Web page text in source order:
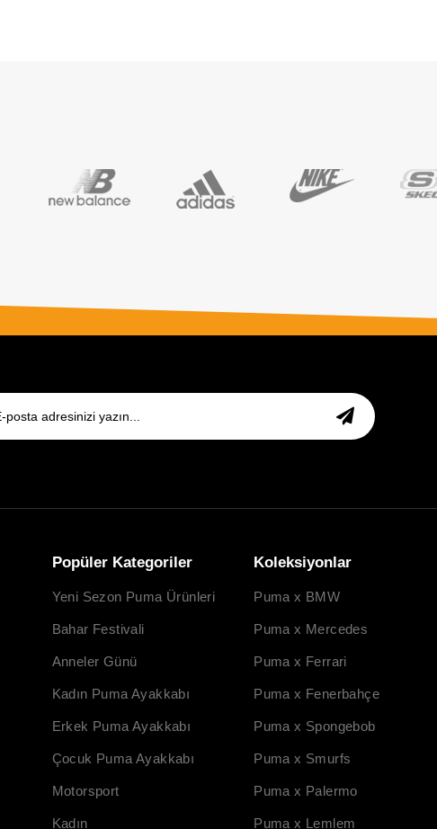
Popüler Kategoriler
Yeni Sezon Puma Ürünleri
Bahar Festivali
Anneler Günü
Kadın Puma Ayakkabı
Erkek Puma Ayakkabı
Çocuk Puma Ayakkabı
Motorsport
Kadın
Koleksiyonlar
Puma x BMW
Puma x Mercedes
Puma x Ferrari
Puma x Fenerbahçe
Puma x Spongebob
Puma x Smurfs
Puma x Palermo
Puma x Lemlem